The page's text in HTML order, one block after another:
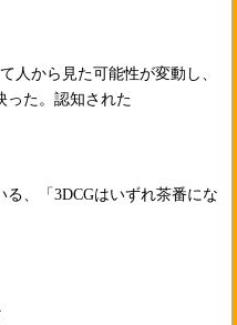
人から見た可能性が変動し、
った。認知された
、「3DCGはいずれ茶番にな